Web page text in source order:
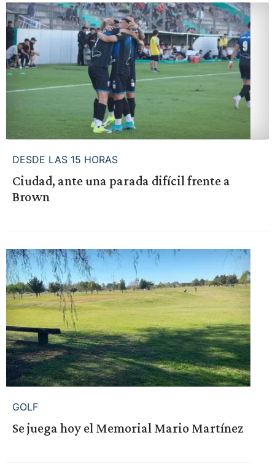
DESDE LAS 15 HORAS
Ciudad, ante una parada difícil frente a
Brown
GOLF
Se juega hoy el Memorial Mario Martínez